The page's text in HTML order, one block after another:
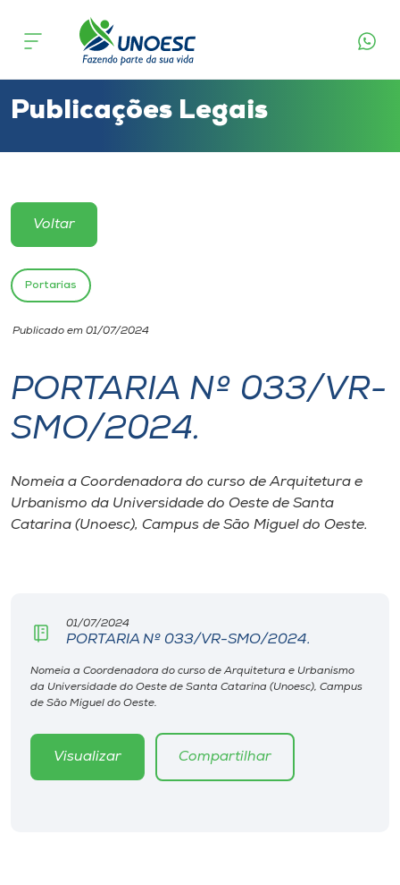
Cursos
Atendimento ao Estudante
Portal de Ensino
Unoesc
Internacionalização
I.nova
Diplomados
Editora
Rádio
Publicações Legais
Voltar
Portarias
Publicado em 01/07/2024
PORTARIA Nº 033/VR-
SMO/2024.
Nomeia a Coordenadora do curso de Arquitetura e
Urbanismo da Universidade do Oeste de Santa
Catarina (Unoesc), Campus de São Miguel do Oeste.
01/07/2024
PORTARIA Nº 033/VR-SMO/2024.
Nomeia a Coordenadora do curso de Arquitetura e Urbanismo
da Universidade do Oeste de Santa Catarina (Unoesc), Campus
de São Miguel do Oeste.
Visualizar Compartilhar